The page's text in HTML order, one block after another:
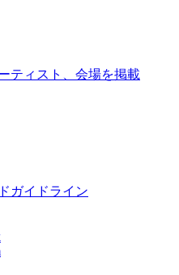
ティスト、会場を掲載
ガイドライン